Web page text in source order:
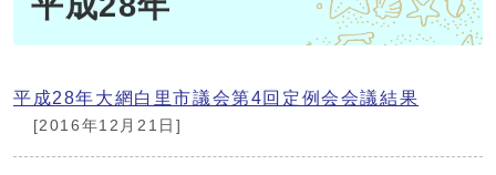
平成28年大網白里市議会第4回定例会会議結果
[2016年12月21日]